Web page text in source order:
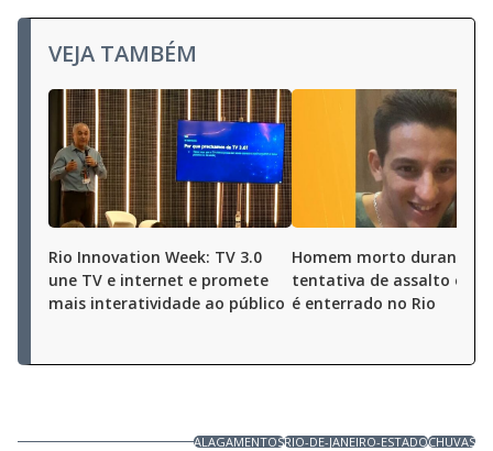
VEJA TAMBÉM
Rio Innovation Week: TV 3.0
une TV e internet e promete
mais interatividade ao público
Homem morto durante
tentativa de assalto em
é enterrado no Rio
ALAGAMENTOSRIO-DE-JANEIRO-ESTADOCHUVAS